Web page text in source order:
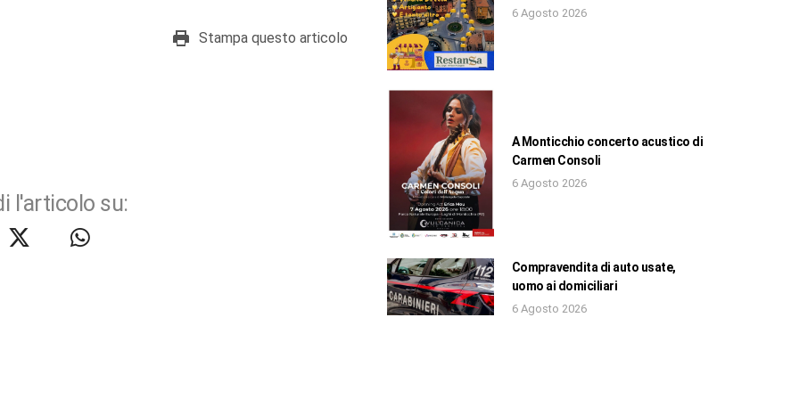
Stampa questo articolo
l'articolo su:
6 Agosto 2026
A Monticchio concerto acustico di
Carmen Consoli
6 Agosto 2026
Compravendita di auto usate,
uomo ai domiciliari
6 Agosto 2026